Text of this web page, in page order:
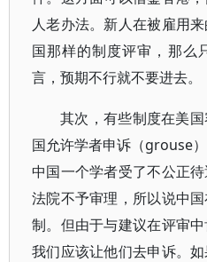
人老办法。新人在被雇用
国那样的制度评审，那么
言，预期不行就不要进去。
其次，有些制度在美
国允许学者申诉（grouse
中国一个学者受了不公正
法院不予审理，所以说中
制。但由于与建议在评审
我们应该让他们去申诉。